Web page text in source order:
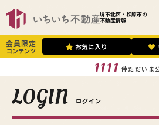
堺市北区・松原市の
不動産情報
会員限定
コンテンツ お気に入り
1111 件ただいま
LOGIN ログイン